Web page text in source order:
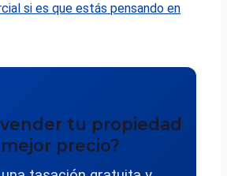
si es que estás pensando en
vender tu propiedad
precio?